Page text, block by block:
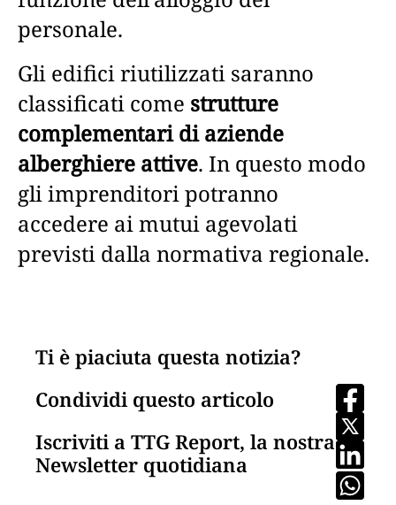
personale.
Gli edifici riutilizzati saranno
classificati come strutture
complementari di aziende
alberghiere attive. In questo modo
gli imprenditori potranno
accedere ai mutui agevolati
previsti dalla normativa regionale.
Ti è piaciuta questa notizia?
Condividi questo articolo
Iscriviti a TTG Report, la nostra
Newsletter quotidiana